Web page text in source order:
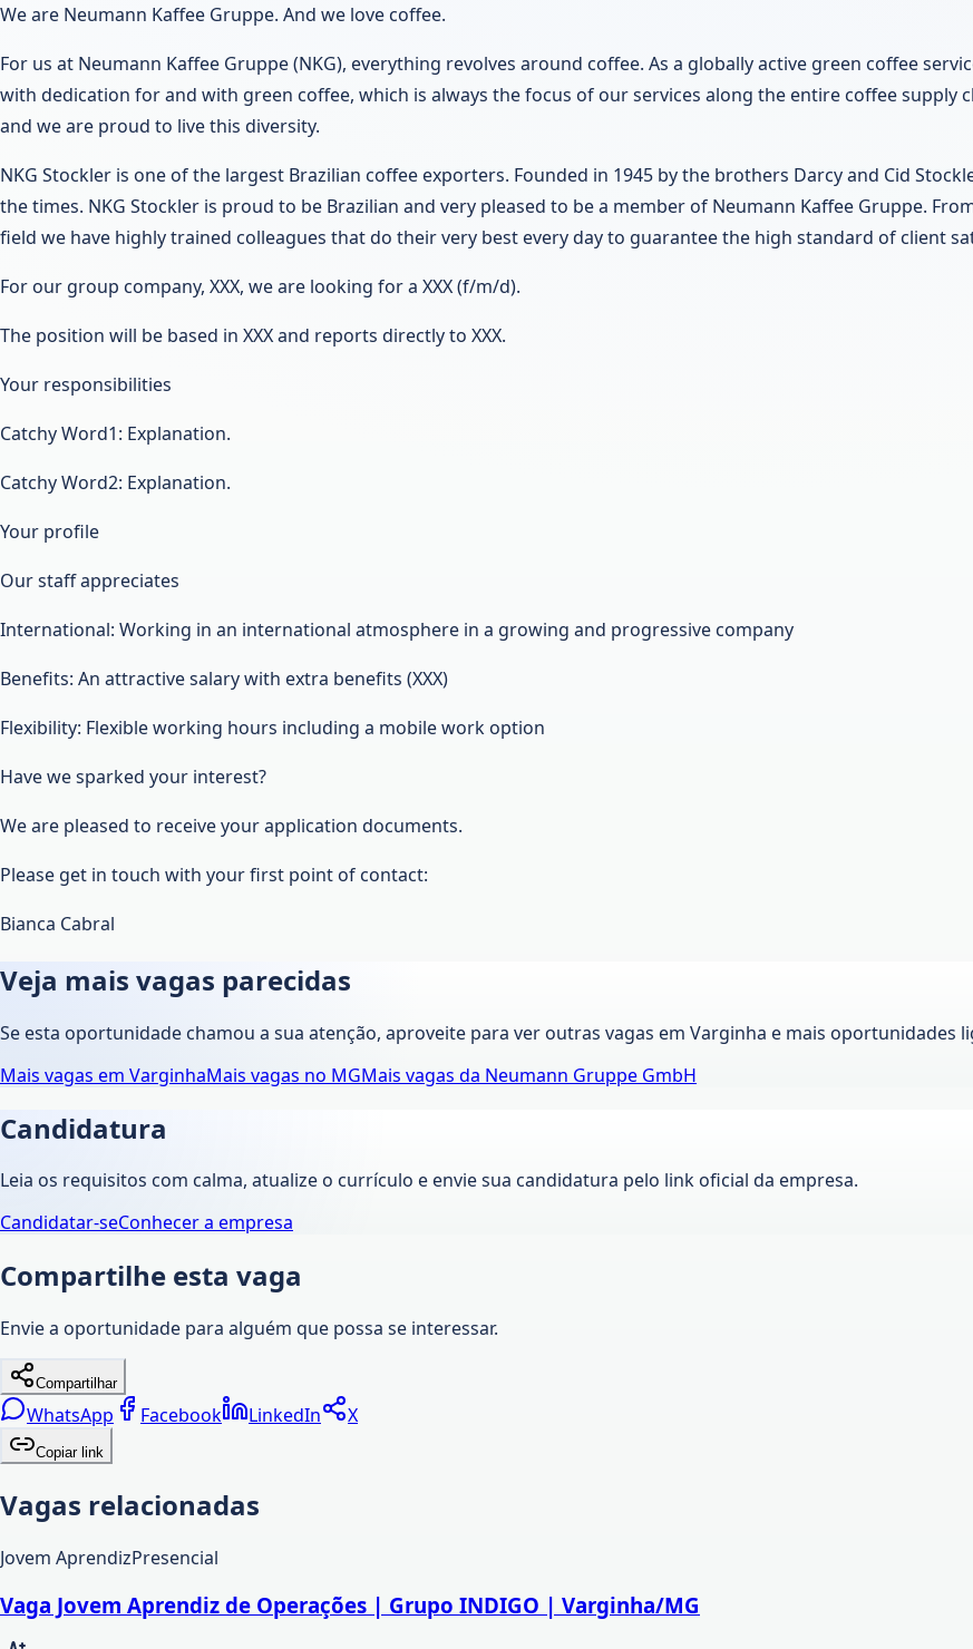
We are Neumann Kaffee Gruppe. And we love coffee.
For us at Neumann Kaffee Gruppe (NKG), everything revolves around coffee. As a globally active green coffee
with dedication for and with green coffee, which is always the focus of our services along the entire coffee supply
and we are proud to live this diversity.
NKG Stockler is one of the largest Brazilian coffee exporters. Founded in 1945 by the brothers Darcy and Cid
the times. NKG Stockler is proud to be Brazilian and very pleased to be a member of Neumann Kaffee Gruppe.
field we have highly trained colleagues that do their very best every day to guarantee the high standard of client
For our group company, XXX, we are looking for a XXX (f/m/d).
The position will be based in XXX and reports directly to XXX.
Your responsibilities
Catchy Word1: Explanation.
Catchy Word2: Explanation.
Your profile
Our staff appreciates
International: Working in an international atmosphere in a growing and progressive company
Benefits: An attractive salary with extra benefits (XXX)
Flexibility: Flexible working hours including a mobile work option
Have we sparked your interest?
We are pleased to receive your application documents.
Please get in touch with your first point of contact:
Bianca Cabral
Veja mais vagas parecidas
Se esta oportunidade chamou a sua atenção, aproveite para ver outras vagas em Varginha e mais oportunidades
Mais vagas em VarginhaMais vagas no MGMais vagas da Neumann Gruppe GmbH
Candidatura
Leia os requisitos com calma, atualize o currículo e envie sua candidatura pelo link oficial da empresa.
Candidatar-seConhecer a empresa
Compartilhe esta vaga
Envie a oportunidade para alguém que possa se interessar.
Compartilhar
WhatsApp Facebook LinkedIn X
Copiar link
Vagas relacionadas
Jovem AprendizPresencial
Vaga Jovem Aprendiz de Operações | Grupo INDIGO | Varginha/MG